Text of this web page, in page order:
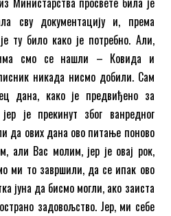
сву документацију и, према
ту било како је потребно. Али,
смо се нашли – Ковида и
никада нисмо добили. Сам
дана, како је предвиђено за
је прекинут због ванредног
да ових дана ово питање поново
али Вас молим, јер је овај рок,
ми то завршили, да се ипак ово
јуна да бисмо могли, ако заиста
задовољство. Јер, ми себе